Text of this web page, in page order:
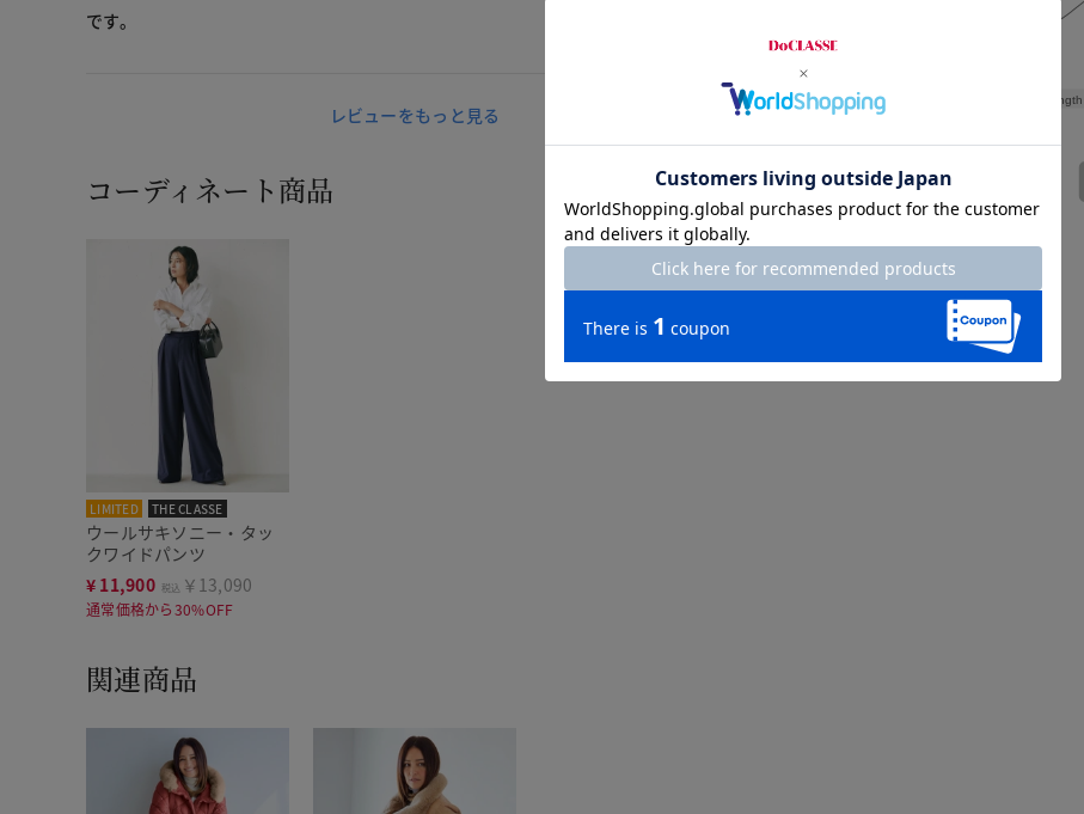
です。
レビューをもっと見る
コーディネート商品
LIMITED THE CLASSE
ウールサキソニー・タッ
クワイドパンツ
¥ 11,900 税込 ￥13,090
通常価格から30%OFF
関連商品
Length